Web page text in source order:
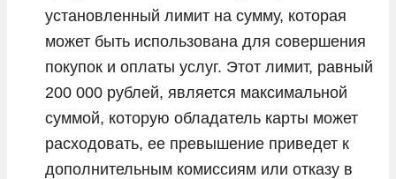
установленный лимит на сумму, которая
может быть использована для совершения
покупок и оплаты услуг. Этот лимит, равный
200 000 рублей, является максимальной
суммой, которую обладатель карты может
расходовать, ее превышение приведет к
дополнительным комиссиям или отказу в